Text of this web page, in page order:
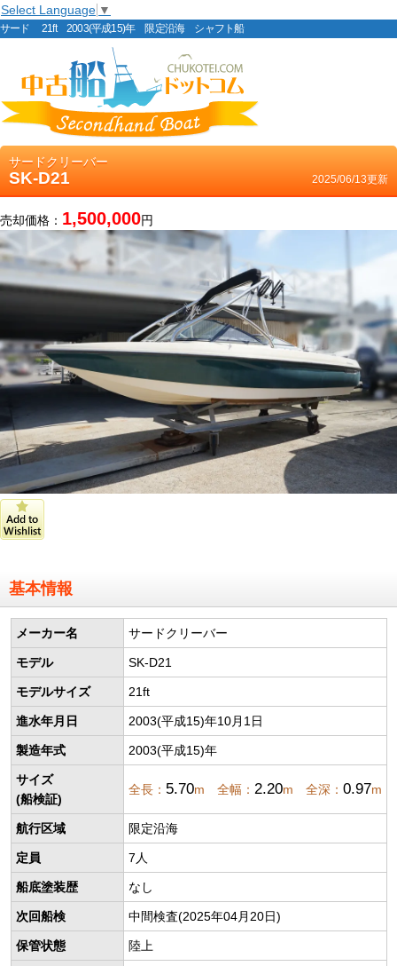
Select Language ▼
サード 21ft 2003(平成15)年 限定沿海 シャフト船
サードクリーバー
SK-D21 2025/06/13更新
売却価格： 1,500,000円
基本情報
メーカー名 サードクリーバー
モデル SK-D21
モデルサイズ 21ft
進水年月日 2003(平成15)年10月1日
製造年式 2003(平成15)年
サイズ
(船検証)
全長： 5.70m 全幅： 2.20m 全深： 0.97m
航行区域 限定沿海
定員 7人
船底塗装歴 なし
次回船検 中間検査(2025年04月20日)
保管状態 陸上